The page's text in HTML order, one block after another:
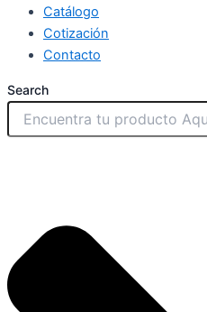
Catálogo
Cotización
Contacto
Search